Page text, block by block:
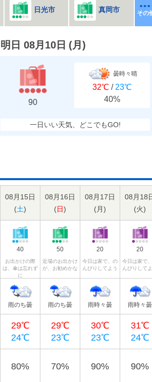
日光市 真岡市 その
明日 08月10日 (月 )
90
曇時々晴
32℃ / 23℃
40%
一日いい天気、どこでもGO!
08月15日
(土)
08月16日
(日)
08月17日
(月)
08月18
(火)
40
お出かけの際
は、傘は忘れず
に
50
近場のお出かけ
が、お勧めかな
20
今日は家で、の
んびりしてよう
20
今日は家で
んびりして
雨のち曇 雨のち曇 雨時々曇 雨時々曇
29℃
24℃
29℃
23℃
30℃
23℃
31℃
24℃
80% 70% 90% 90%